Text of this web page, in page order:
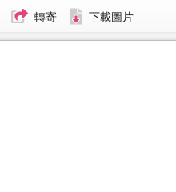
轉寄 下載圖片